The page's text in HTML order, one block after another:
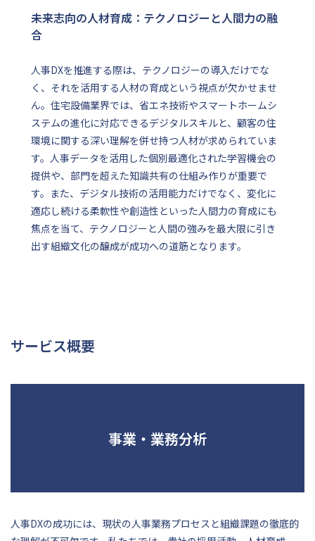
未来志向の人材育成：テクノロジーと人間力の融
合
人事DXを推進する際は、テクノロジーの導入だけでな
く、それを活用する人材の育成という視点が欠かせませ
ん。住宅設備業界では、省エネ技術やスマートホームシ
ステムの進化に対応できるデジタルスキルと、顧客の住
環境に関する深い理解を併せ持つ人材が求められていま
す。人事データを活用した個別最適化された学習機会の
提供や、部門を超えた知識共有の仕組み作りが重要で
す。また、デジタル技術の活用能力だけでなく、変化に
適応し続ける柔軟性や創造性といった人間力の育成にも
焦点を当て、テクノロジーと人間の強みを最大限に引き
出す組織文化の醸成が成功への道筋となります。
サービス概要
事業・業務分析
人事DXの成功には、現状の人事業務プロセスと組織課題の徹底的